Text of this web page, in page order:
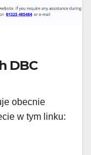
DBC
obecnie
w tym linku: